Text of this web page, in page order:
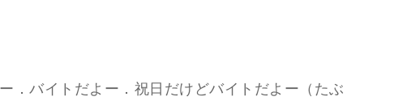
．バイトだよー．祝日だけどバイトだよー（たぶ